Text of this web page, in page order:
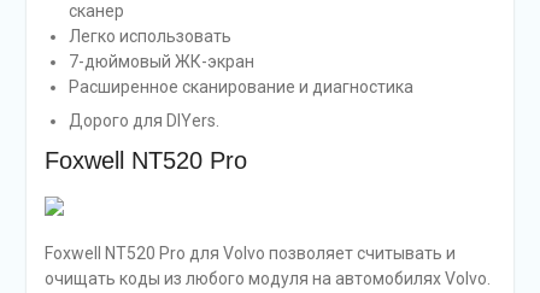
сканер
Легко использовать
7-дюймовый ЖК-экран
Расширенное сканирование и диагностика
Дорого для DIYers.
Foxwell NT520 Pro
Foxwell NT520 Pro для Volvo позволяет считывать и
очищать коды из любого модуля на автомобилях Volvo.